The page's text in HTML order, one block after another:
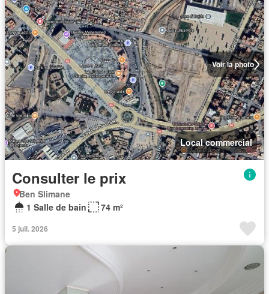
Voir la photo
Local commercial
Consulter le prix
Ben Slimane
1 Salle de bain
74 m²
5 juil. 2026